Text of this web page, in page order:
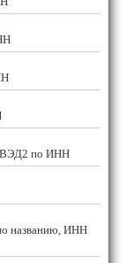
по ИНН
названию, ИНН